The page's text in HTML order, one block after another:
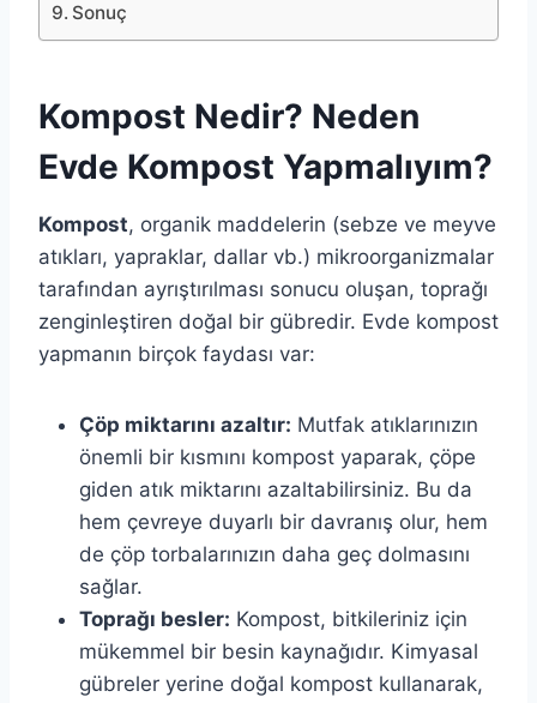
Sonuç
Kompost Nedir? Neden
Evde Kompost Yapmalıyım?
Kompost, organik maddelerin (sebze ve meyve
atıkları, yapraklar, dallar vb.) mikroorganizmalar
tarafından ayrıştırılması sonucu oluşan, toprağı
zenginleştiren doğal bir gübredir. Evde kompost
yapmanın birçok faydası var:
Çöp miktarını azaltır: Mutfak atıklarınızın
önemli bir kısmını kompost yaparak, çöpe
giden atık miktarını azaltabilirsiniz. Bu da
hem çevreye duyarlı bir davranış olur, hem
de çöp torbalarınızın daha geç dolmasını
sağlar.
Toprağı besler: Kompost, bitkileriniz için
mükemmel bir besin kaynağıdır. Kimyasal
gübreler yerine doğal kompost kullanarak,